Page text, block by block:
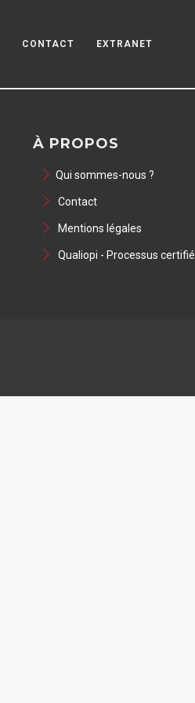
CONTACT EXTRANET
À PROPOS
Qui sommes-nous ?
Contact
Mentions légales
Qualiopi - Processus certifié